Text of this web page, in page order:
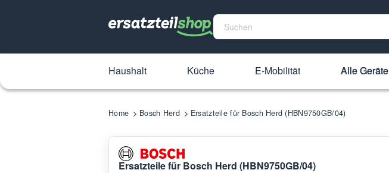
Haushalt Küche E-Mobilität Alle Geräte
Home Bosch Herd Ersatzteile für Bosch Herd (HBN9750GB/04)
Ersatzteile für Bosch Herd (HBN9750GB/04)